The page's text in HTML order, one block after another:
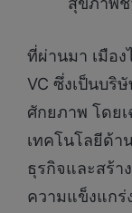
ที่ผ่านมา เมือ
VC ซึ่งเป็นบริ
ศักยภาพ โดย
เทคโนโลยีด้า
ธุรกิจและสร้า
ความแข็งแกร่